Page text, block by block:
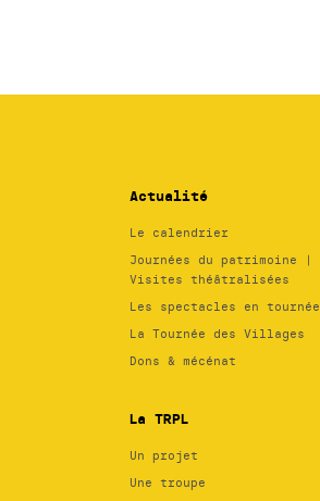
Actualité
Le calendrier
Journées du patrimoine |
Visites théâtralisées
Les spectacles en tournée
La Tournée des Villages
Dons & mécénat
La TRPL
Un projet
Une troupe